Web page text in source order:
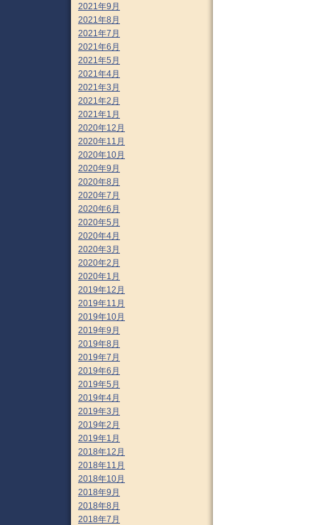
2021年9月
2021年8月
2021年7月
2021年6月
2021年5月
2021年4月
2021年3月
2021年2月
2021年1月
2020年12月
2020年11月
2020年10月
2020年9月
2020年8月
2020年7月
2020年6月
2020年5月
2020年4月
2020年3月
2020年2月
2020年1月
2019年12月
2019年11月
2019年10月
2019年9月
2019年8月
2019年7月
2019年6月
2019年5月
2019年4月
2019年3月
2019年2月
2019年1月
2018年12月
2018年11月
2018年10月
2018年9月
2018年8月
2018年7月